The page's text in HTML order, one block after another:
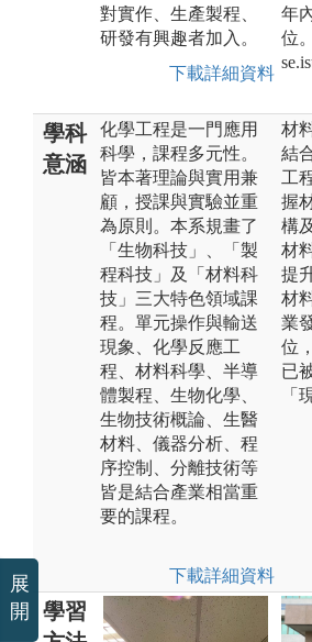
對實作、生產製程、
研發有興趣者加入。
下載詳細資料
年
位
學科
意涵
化學工程是一門應用
科學，課程多元性。
皆本著理論與實用兼
顧，授課與實驗並重
為原則。本系規畫了
「生物科技」、「製
程科技」及「材料科
技」三大特色領域課
程。單元操作與輸送
現象、化學反應工
程、材料科學、半導
體製程、生物化學、
生物技術概論、生醫
材料、儀器分析、程
序控制、分離技術等
皆是結合產業相當重
要的課程。
下載詳細資料
材
結
工
握
構
材
提
材
業
位
已
「
學習
展
開